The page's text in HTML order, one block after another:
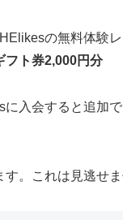
の無料体験
フト券2,000円分
に入会すると追加で
。これは見逃せま